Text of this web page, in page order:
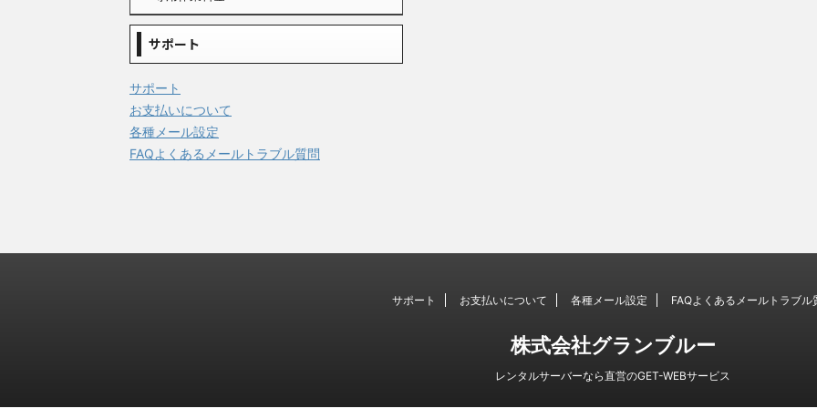
サポート
サポート
お支払いについて
各種メール設定
FAQよくあるメールトラブル質問
サポート お支払いについて 各種メール設定 FAQよくあるメールトラブル
株式会社グランブルー
レンタルサーバーなら直営のGET-WEBサービス